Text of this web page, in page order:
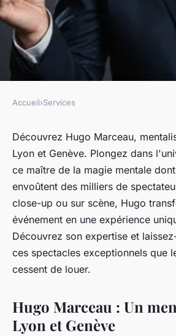
Découvrez hugo
mentaliste à lyon et
Mathis•17 août 2024•4 min de lecture
Accueil›Services
Découvrez Hugo Marceau,
Lyon et Genève. Plongez dans
ce maître de la magie mentale
envoûtent des milliers de
close-up ou sur scène, Hugo
événement en une expérience
Découvrez son expertise et
ces spectacles exceptionnels que
cessent de louer.
Hugo Marceau : Un
Lyon et Genève